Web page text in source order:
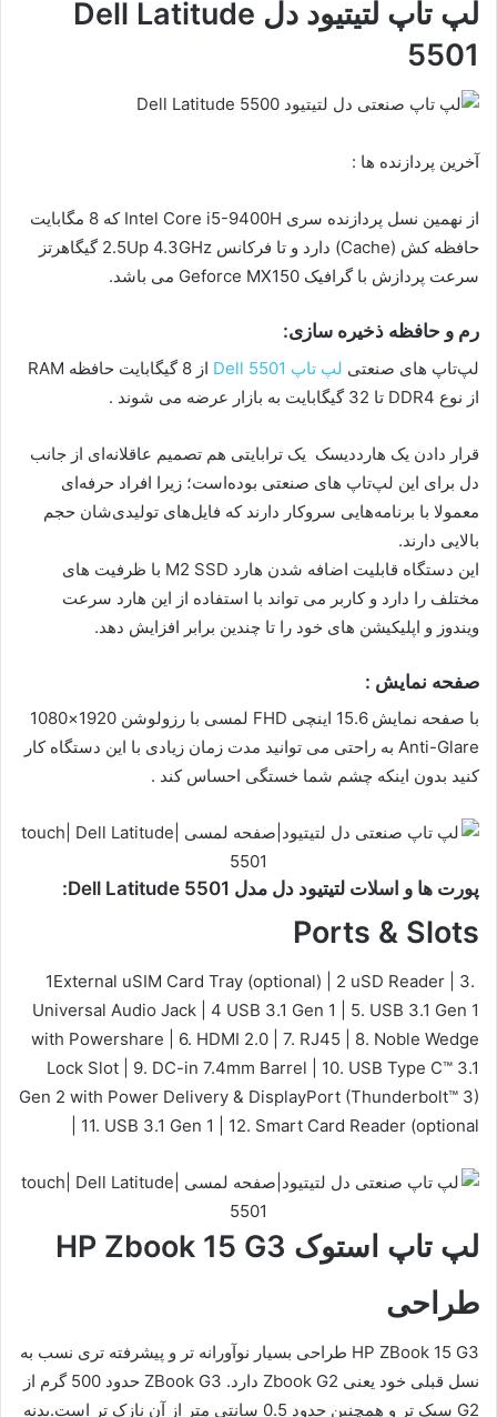
لپ تاپ لتیتیود دل Dell Latitude
5501
آخرین پردازنده ها :
از نهمین نسل پردازنده سری Intel Core i5-9400H که 8 مگابایت
حافظه کش (Cache) دارد و تا فرکانس 2.5Up 4.3GHz گیگاهرتز
سرعت پردازش با گرافیک Geforce MX150 می باشد.
رم و حافظه ذخیره سازی:
لپ‌تاپ های صنعتی لپ تاپ Dell 5501
از 8 گیگابایت حافظه RAM
از نوع DDR4 تا 32 گیگابایت به بازار عرضه می شوند .
قرار دادن یک هارددیسک یک ترابایتی هم تصمیم عاقلانه‌ای از جانب
دل برای این لپ‌تاپ های صنعتی بوده‌است؛ زیرا افراد حرفه‌ای
معمولا با برنامه‌هایی سروکار دارند که فایل‌های تولید‌ی‌‌شان حجم
بالایی دارند.
این دستگاه قابلیت اضافه شدن هارد M2 SSD با ظرفیت های
مختلف را دارد و کاربر می تواند با استفاده از این هارد سرعت
ویندوز و اپلیکیشن های خود را تا چندین برابر افزایش دهد.
صفحه نمایش :
با صفحه نمایش 15.6 اینچی FHD لمسی با رزولوشن 1920×1080
Anti-Glare به راحتی می توانید مدت زمان زیادی با این دستگاه کار
کنید بدون اینکه چشم شما خستگی احساس کند .
پورت ها و اسلات لتیتیود دل مدل Dell Latitude 5501:
Ports & Slots
1External uSIM Card Tray (optional) | 2 uSD Reader | 3.
Universal Audio Jack | 4 USB 3.1 Gen 1 | 5. USB 3.1 Gen 1
with Powershare | 6. HDMI 2.0 | 7. RJ45 | 8. Noble Wedge
Lock Slot | 9. DC-in 7.4mm Barrel | 10. USB Type C™ 3.1
Gen 2 with Power Delivery & DisplayPort (Thunderbolt™ 3)
| 11. USB 3.1 Gen 1 | 12. Smart Card Reader (optional
لپ تاپ استوک HP Zbook 15 G3
طراحی
HP ZBook 15 G3 طراحی بسیار نوآورانه تر و پیشرفته تری نسب به
نسل قبلی خود یعنی Zbook G2 دارد. ZBook G3 حدود 500 گرم از
G2 سبک تر و همچنین حدود 0.5 سانتی متر از آن نازک تر است.بدنه